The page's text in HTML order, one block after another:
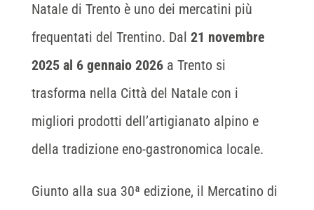
Natale di Trento è uno dei mercatini più
frequentati del Trentino. Dal 21 novembre
2025 al 6 gennaio 2026 a Trento si
trasforma nella Città del Natale con i
migliori prodotti dell’artigianato alpino e
della tradizione eno-gastronomica locale.
Giunto alla sua 30ª edizione, il Mercatino di